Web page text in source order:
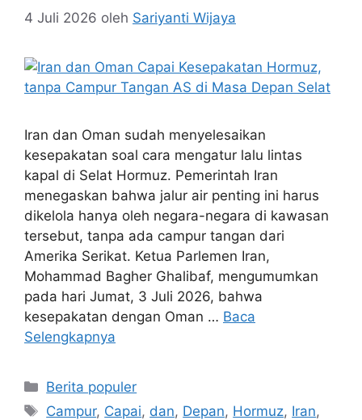
4 Juli 2026 oleh Sariyanti Wijaya
Iran dan Oman sudah menyelesaikan
kesepakatan soal cara mengatur lalu lintas
kapal di Selat Hormuz. Pemerintah Iran
menegaskan bahwa jalur air penting ini harus
dikelola hanya oleh negara-negara di kawasan
tersebut, tanpa ada campur tangan dari
Amerika Serikat. Ketua Parlemen Iran,
Mohammad Bagher Ghalibaf, mengumumkan
pada hari Jumat, 3 Juli 2026, bahwa
kesepakatan dengan Oman … Baca
Selengkapnya
Kategori
Berita populer
Tag
Campur, Capai, dan, Depan, Hormuz, Iran,